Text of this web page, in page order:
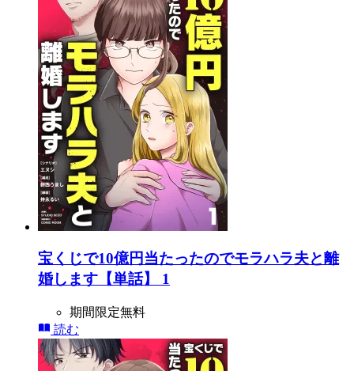
宝くじで10億円当たったのでモラハラ夫と離
婚します【単話】 1
期間限定無料
読む